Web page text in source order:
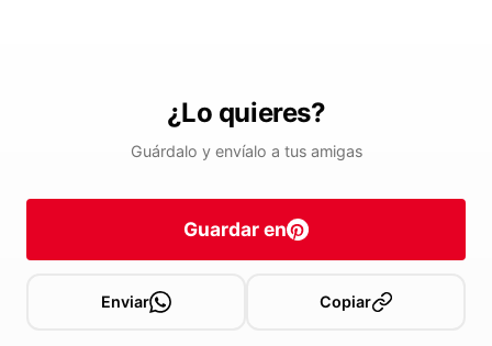
¿Lo quieres?
Guárdalo y envíalo a tus amigas
Guardar en
Enviar Copiar